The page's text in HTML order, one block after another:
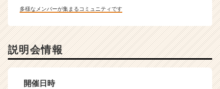
多様なメンバーが集まるコミュニティです
説明会情報
開催日時